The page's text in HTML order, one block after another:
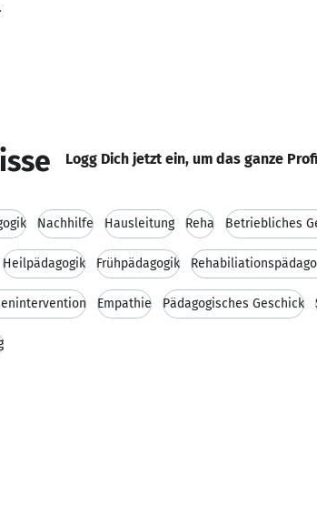
Logg Dich jetzt ein, um das ganze
Nachhilfe Hausleitung Reha Betriebliches
Heilpädagogik Frühpädagogik
Empathie Pädagogisches Geschick